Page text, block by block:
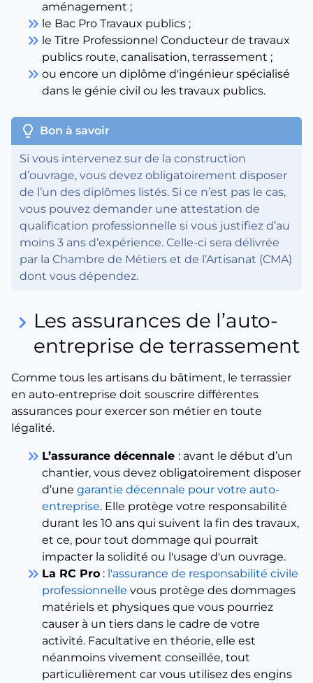
aménagement ;
keyboard_double_arrow_right le Bac Pro Travaux publics ;
keyboard_double_arrow_right le Titre Professionnel Conducteur de travaux
publics route, canalisation, terrassement ;
keyboard_double_arrow_right ou encore un diplôme d'ingénieur spécialisé
dans le génie civil ou les travaux publics.
lightbulb Bon à savoir
Si vous intervenez sur de la construction
d’ouvrage, vous devez obligatoirement disposer
de l’un des diplômes listés. Si ce n’est pas le cas,
vous pouvez demander une attestation de
qualification professionnelle si vous justifiez d’au
moins 3 ans d’expérience. Celle-ci sera délivrée
par la Chambre de Métiers et de l’Artisanat (CMA)
dont vous dépendez.
keyboard_arrow_right Les assurances de l’auto-
entreprise de terrassement
Comme tous les artisans du bâtiment, le terrassier
en auto-entreprise doit souscrire différentes
assurances pour exercer son métier en toute
légalité.
keyboard_double_arrow_right L’assurance décennale : avant le début d’un
chantier, vous devez obligatoirement disposer
d’une garantie décennale pour votre auto-
entreprise. Elle protège votre responsabilité
durant les 10 ans qui suivent la fin des travaux,
et ce, pour tout dommage qui pourrait
impacter la solidité ou l'usage d'un ouvrage.
keyboard_double_arrow_right La RC Pro : l'assurance de responsabilité civile
professionnelle vous protège des dommages
matériels et physiques que vous pourriez
causer à un tiers dans le cadre de votre
activité. Facultative en théorie, elle est
néanmoins vivement conseillée, tout
particulièrement car vous utilisez des engins